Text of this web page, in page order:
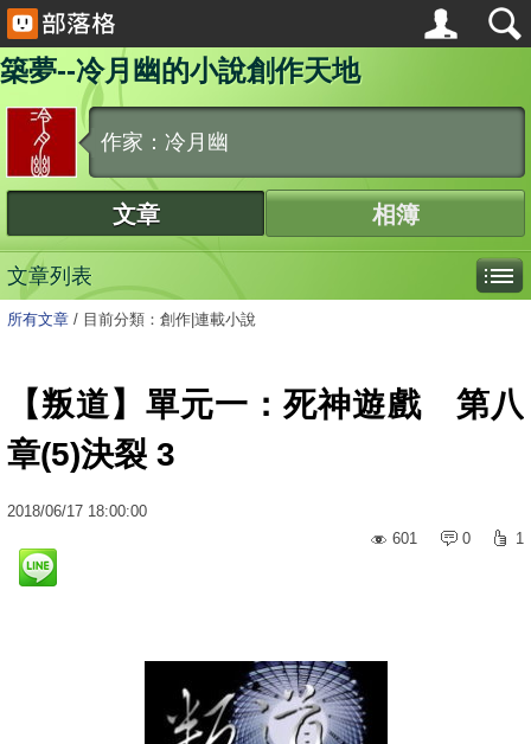
築夢--冷月幽的小說創作天地
作家：冷月幽
文章 相簿
文章列表
所有文章 / 目前分類：創作|連載小說
【叛道】單元一：死神遊戲 第八
章(5)決裂 3
2018/06/17 18:00:00
601
0 1